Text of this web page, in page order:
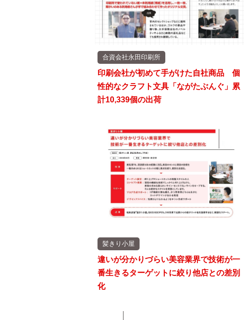
合資会社永田印刷所
印刷会社が初めて手がけた自社商品 個
性的なクラフト文具「ながたぶんぐ」累
計10,339個の出荷
髪きり小屋
違いが分かりづらい美容業界で技術が一
番生きるターゲットに絞り他店との差別
化